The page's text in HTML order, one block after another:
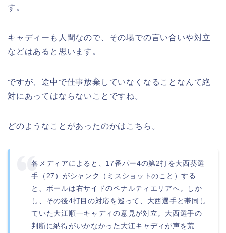
す。
キャディーも人間なので、その場での言い合いや対立
などはあると思います。
ですが、途中で仕事放棄していなくなることなんて絶
対にあってはならないことですね。
どのようなことがあったのかはこちら。
各メディアによると、17番パー4の第2打を大西葵選
手（27）がシャンク（ミスショットのこと）する
と、ボールは右サイドのペナルティエリアへ。しか
し、その後4打目の対応を巡って、大西選手と帯同し
ていた大江順一キャディの意見が対立。大西選手の
判断に納得がいかなかった大江キャディが声を荒